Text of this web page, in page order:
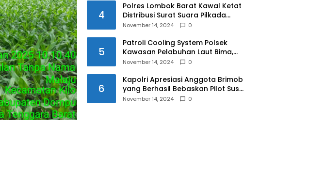
4
Polres Lombok Barat Kawal Ketat
Distribusi Surat Suara Pilkada
2024
November 14, 2024 0
5
Patroli Cooling System Polsek
Kawasan Pelabuhan Laut Bima,
Ciptakan Pilkada Serentak 2024
November 14, 2024 0
6
Kapolri Apresiasi Anggota Brimob
yang Berhasil Bebaskan Pilot Susi
Air Korban Penyanderaan KKB
November 14, 2024 0